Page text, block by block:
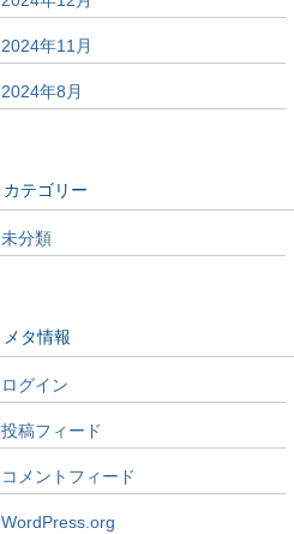
2024年11月
2024年8月
カテゴリー
未分類
メタ情報
ログイン
投稿フィード
コメントフィード
WordPress.org